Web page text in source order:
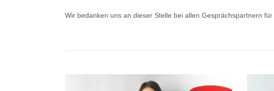
Wir bedanken uns an dieser Stelle bei allen Gesprächspartnern